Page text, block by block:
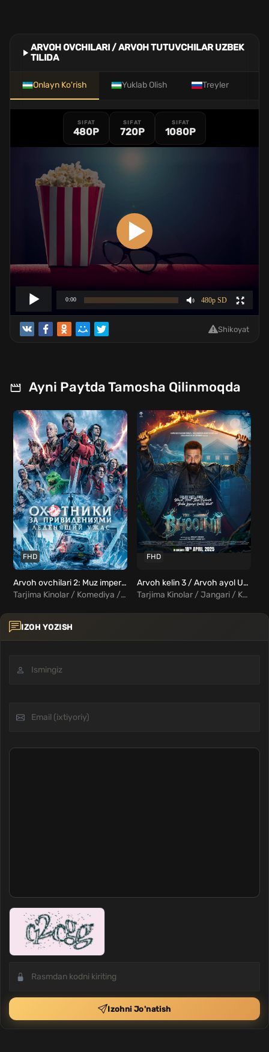
ARVOH OVCHILARI / ARVOH TUTUVCHILAR UZBEK
TILIDA
Onlayn Ko'rish Yuklab Olish Treyler
SIFAT
480P
SIFAT
720P
SIFAT
1080P
Shikoyat
Ayni Paytda Tamosha Qilinmoqda
FHD
Arvoh ovchilari 2: Muz imperiyasi Uzbek Tilida
Tarjima Kinolar / Komediya / Sarguzasht / Fantastika / Fentezi / Xorij Kinolar Uzbek Tilida
FHD
Arvoh kelin 3 / Arvoh ayol Uzbek Tilida
Tarjima Kinolar / Jangari / Komediya / Qo'rqinchli / Hind Kinolar Uzbek Tilida
IZOH YOZISH
Izohni Jo'natish